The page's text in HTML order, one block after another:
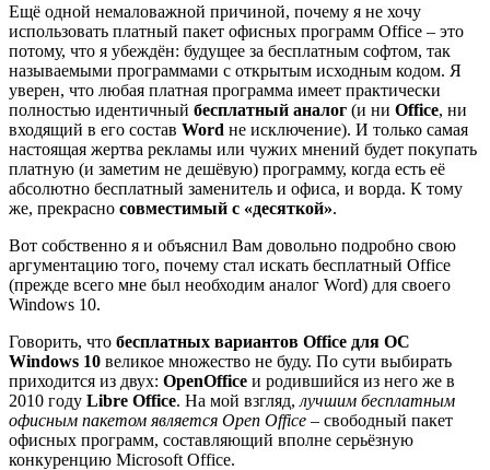
Ещё одной немаловажной причиной, почему я не хочу
использовать платный пакет офисных программ Office – это
потому, что я убеждён: будущее за бесплатным софтом, так
называемыми программами с открытым исходным кодом. Я
уверен, что любая платная программа имеет практически
полностью идентичный бесплатный аналог (и ни Office, ни
входящий в его состав Word не исключение). И только самая
настоящая жертва рекламы или чужих мнений будет покупать
платную (и заметим не дешёвую) программу, когда есть её
абсолютно бесплатный заменитель и офиса, и ворда. К тому
же, прекрасно совместимый с «десяткой».
Вот собственно я и объяснил Вам довольно подробно свою
аргументацию того, почему стал искать бесплатный Office
(прежде всего мне был необходим аналог Word) для своего
Windows 10.
Говорить, что бесплатных вариантов Office для ОС
Windows 10 великое множество не буду. По сути выбирать
приходится из двух: OpenOffice и родившийся из него же в
2010 году Libre Office. На мой взгляд, лучшим бесплатным
офисным пакетом является Open Office – свободный пакет
офисных программ, составляющий вполне серьёзную
конкуренцию Microsoft Office.